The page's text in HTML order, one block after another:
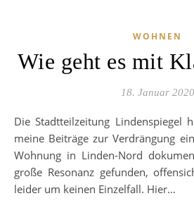
WOHNEN
Wie geht es mit
18. Januar 2020
Die Stadtteilzeitung Lindenspiegel hat freundlicher Weise
meine Beiträge zur Verdrängung
Wohnung in Linden-Nord
große Resonanz gefunden,
leider um keinen Einzelfall. Hier…